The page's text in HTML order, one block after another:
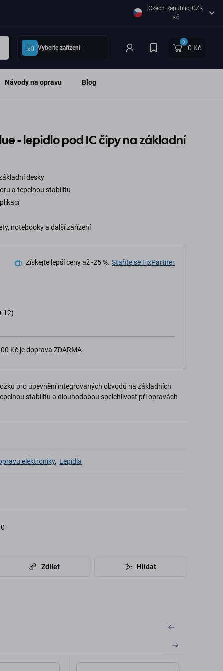
Czech Republic, CZK
Kč
Vyberte zařízení
0
0 Kč
Návody na opravu Blog
- lepidlo pod IC čipy na základní
desky
a tepelnou stabilitu
notebooky a další zařízení
Získejte lepší ceny až -25 %. Staňte se FixPartner
12)
Kč je doprava ZDARMA
pro upevnění integrovaných obvodů na základních
stabilitu a dlouhodobou spolehlivost při opravách
elektroniky, Lepidla
Zdílet Hlídat